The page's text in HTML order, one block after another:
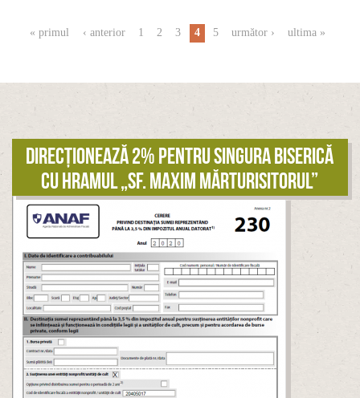
Pagini
« primul ‹ anterior 1 2 3 4 5 următor › ultima »
Direcționează 2% pentru singura biserică
cu hramul „Sf. Maxim Mărturisitorul”